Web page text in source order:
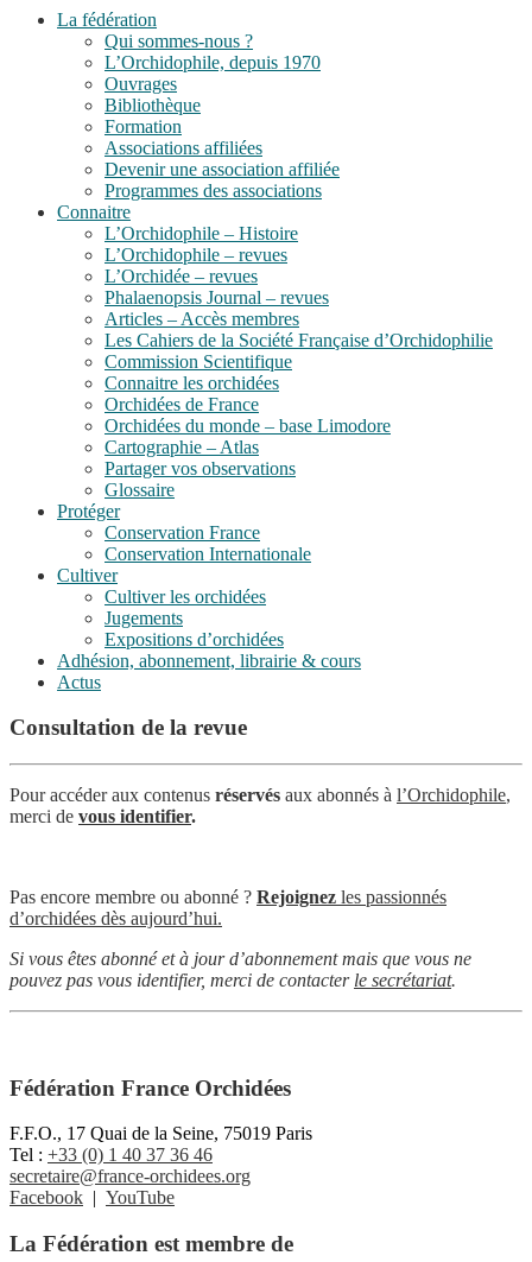
La fédération
Qui sommes-nous ?
L’Orchidophile, depuis 1970
Ouvrages
Bibliothèque
Formation
Associations affiliées
Devenir une association affiliée
Programmes des associations
Connaitre
L’Orchidophile – Histoire
L’Orchidophile – revues
L’Orchidée – revues
Phalaenopsis Journal – revues
Articles – Accès membres
Les Cahiers de la Société Française d’Orchidophilie
Commission Scientifique
Connaitre les orchidées
Orchidées de France
Orchidées du monde – base Limodore
Cartographie – Atlas
Partager vos observations
Glossaire
Protéger
Conservation France
Conservation Internationale
Cultiver
Cultiver les orchidées
Jugements
Expositions d’orchidées
Adhésion, abonnement, librairie & cours
Actus
Consultation de la revue
Pour accéder aux contenus réservés aux abonnés à l’Orchidophile,
merci de vous identifier.
Pas encore membre ou abonné ? Rejoignez les passionnés
d’orchidées dès aujourd’hui.
Si vous êtes abonné et à jour d’abonnement mais que vous ne
pouvez pas vous identifier, merci de contacter le secrétariat.
Fédération France Orchidées
F.F.O., 17 Quai de la Seine, 75019 Paris
Tel : +33 (0) 1 40 37 36 46
secretaire@france-orchidees.org
Facebook | YouTube
La Fédération est membre de